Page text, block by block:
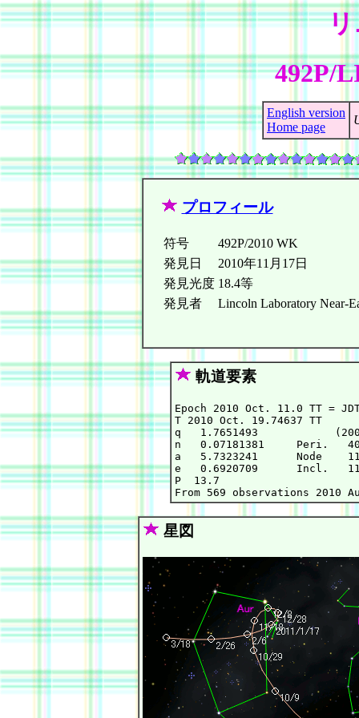
492P/
English version
Home page
プロフィール
符号
492P/2010 WK
発見日
2010年11月17日
発見光度 18.4等
発見者
Lincoln Laboratory Near-
軌道要素
Epoch 2010 Oct. 11.0 TT =
T 2010 Oct. 19.74637
q   1.7651493
n   0.07181381     Peri.
a   5.7323241      Node
e   0.6920709      Incl.
P  13.7
星図